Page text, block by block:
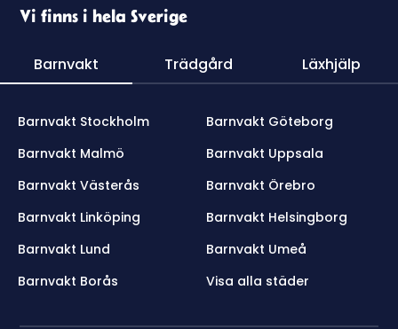
Vi finns i hela Sverige
Barnvakt Trädgård Läxhjälp
Barnvakt Stockholm
Barnvakt Göteborg
Barnvakt Malmö
Barnvakt Uppsala
Barnvakt Västerås
Barnvakt Örebro
Barnvakt Linköping
Barnvakt Helsingborg
Barnvakt Lund
Barnvakt Umeå
Barnvakt Borås
Visa alla städer